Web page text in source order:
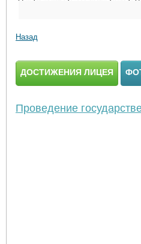
Назад
ДОСТИЖЕНИЯ ЛИЦЕЯ
Проведение